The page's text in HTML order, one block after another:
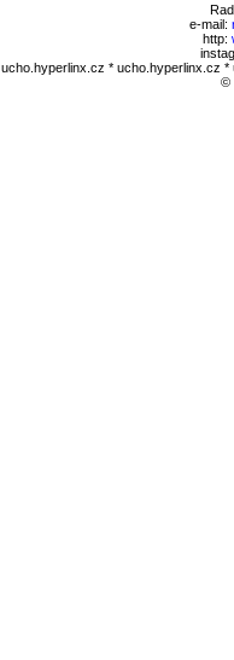
e-mail:
http:
ucho.hyperlinx.cz * ucho.hyperlinx.cz
©